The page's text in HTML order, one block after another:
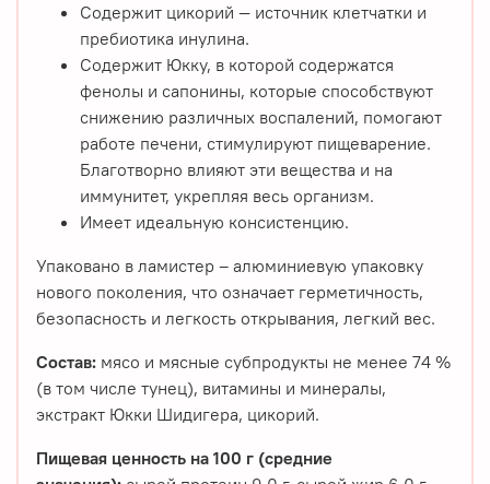
Содержит цикорий — источник клетчатки и
пребиотика инулина.
Содержит Юкку, в которой содержатся
фенолы и сапонины, которые способствуют
снижению различных воспалений, помогают
работе печени, стимулируют пищеварение.
Благотворно влияют эти веще­ства и на
иммунитет, укрепляя весь организм.
Имеет идеальную консистенцию.
Упаковано в ламистер – алюминиевую упаковку
нового поколения, что означает герметичность,
безопасность и легкость открывания, легкий вес.
Состав: мясо и мясные субпродукты не менее 74 %
(в том числе тунец), витамины и минералы,
экстракт Юкки Шидигера, цикорий.
Пищевая ценность на 100 г (средние